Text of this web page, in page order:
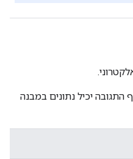
התגובה יכיל נתונים במבנה